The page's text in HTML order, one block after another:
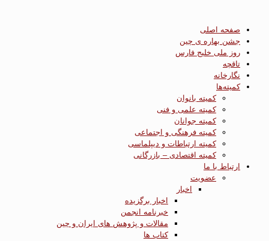
صفحه اصلی
جشن بهاره ی چین
روز ملی خلیج فارس
تاقچه
نگارخانه
کمیته‌ها
کمیته بانوان
کمیته علمی و فنی
کمیته جوانان
کمیته فرهنگی و اجتماعی
کمیته ارتباطات و دیپلماسی
کمیته اقتصادی – بازرگانی
ارتباط با ما
عضویت
اخبار
اخبار برگزیده
خبرنامه انجمن
مقالات و پژوهش های ایران و چین
کتاب ها